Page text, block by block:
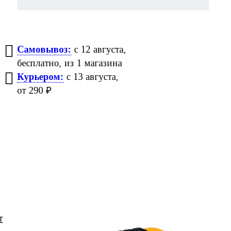
Самовывоз: c 12 августа,
бесплатно , из 1 магазина
Курьером: c 13 августа,
от 290 ₽